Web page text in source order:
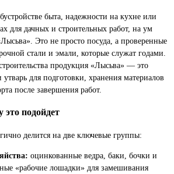
быта, надежности на кухне или
для дачных и строительных работ, на ум
Это не просто посуда, а проверенные
стали и эмали, которые служат годами.
продукция «Лысьва» — это
для подготовки, хранения материалов
после завершения работ.
это подойдет
делится на две ключевые группы:
оцинкованные ведра, баки, бочки и
«рабочие лошадки» для замешивания